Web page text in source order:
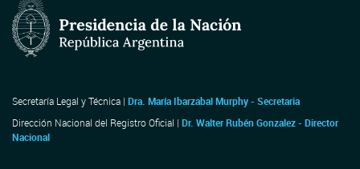
Secretaría Legal y Técnica | Dra. María Ibarzabal Murphy - Secretaria
Dirección Nacional del Registro Oficial | Dr. Walter Rubén Gonzalez - Director
Nacional